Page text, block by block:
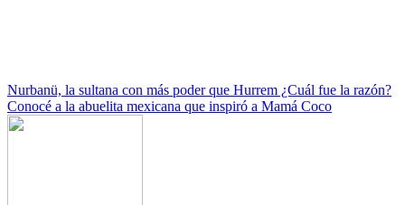
Navegación
de
Nurbanü, la sultana con más poder que Hurrem ¿Cuál fue la razón?
Conocé a la abuelita mexicana que inspiró a Mamá Coco